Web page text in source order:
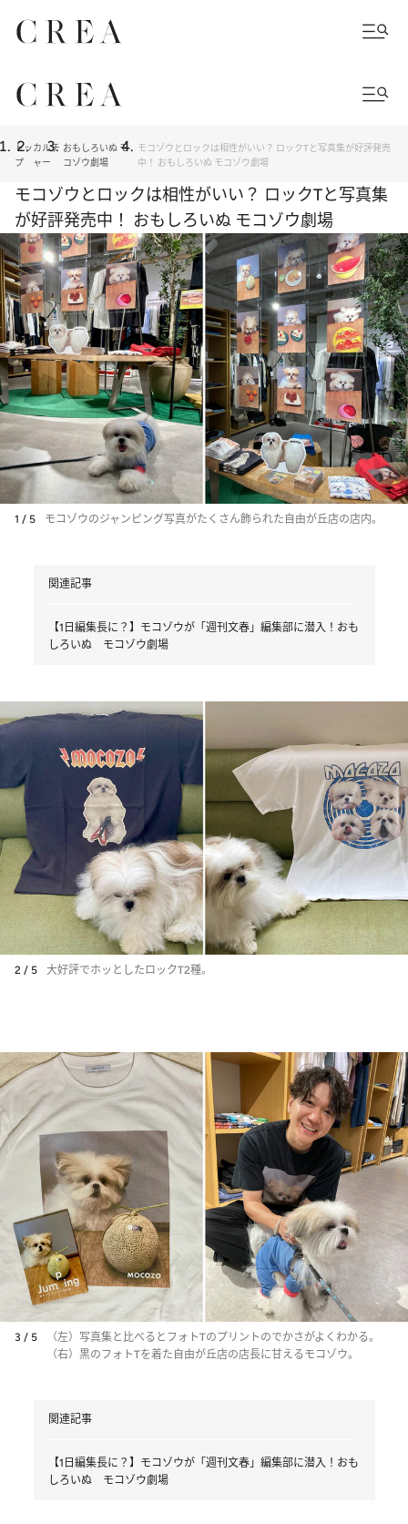
トッ
プ
カルチ
ャー
おもしろいぬ モ
コゾウ劇場
モコゾウとロックは相性がいい？ ロックTと写真集が好評発売
中！ おもしろいぬ モコゾウ劇場
モコゾウとロックは相性がいい？ ロックTと写真集
が好評発売中！ おもしろいぬ モコゾウ劇場
1 / 5 モコゾウのジャンピング写真がたくさん飾られた自由が丘店の店内。
関連記事
【1日編集長に？】モコゾウが「週刊文春」編集部に潜入！おも
しろいぬ モコゾウ劇場
2 / 5 大好評でホッとしたロックT2種。
3 / 5
（左）写真集と比べるとフォトTのプリントのでかさがよくわかる。
（右）黒のフォトTを着た自由が丘店の店長に甘えるモコゾウ。
関連記事
【1日編集長に？】モコゾウが「週刊文春」編集部に潜入！おも
しろいぬ モコゾウ劇場